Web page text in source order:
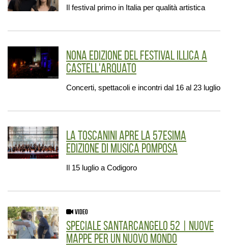
Il festival primo in Italia per qualità artistica
Nona edizione del Festival Illica a
Castell'Arquato
Concerti, spettacoli e incontri dal 16 al 23 luglio
La Toscanini apre la 57esima
edizione di Musica Pomposa
Il 15 luglio a Codigoro
VIDEO
Speciale Santarcangelo 52 | Nuove
mappe per un nuovo mondo